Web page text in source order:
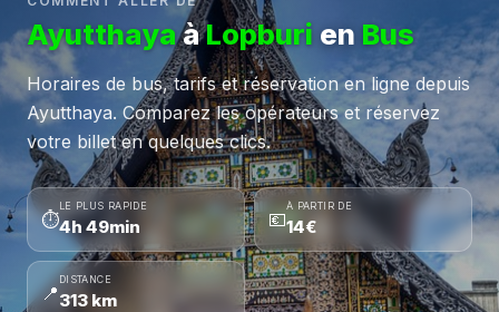
AyutthayaàLopburi en Bus
Horaires de bus, tarifs et réservation en ligne depuis
Ayutthaya. Comparez les opérateurs et réservez
votre billet en quelques clics.
⏱
LE PLUS RAPIDE
4h 49min 💶
À PARTIR DE
14€
📍
DISTANCE
313 km